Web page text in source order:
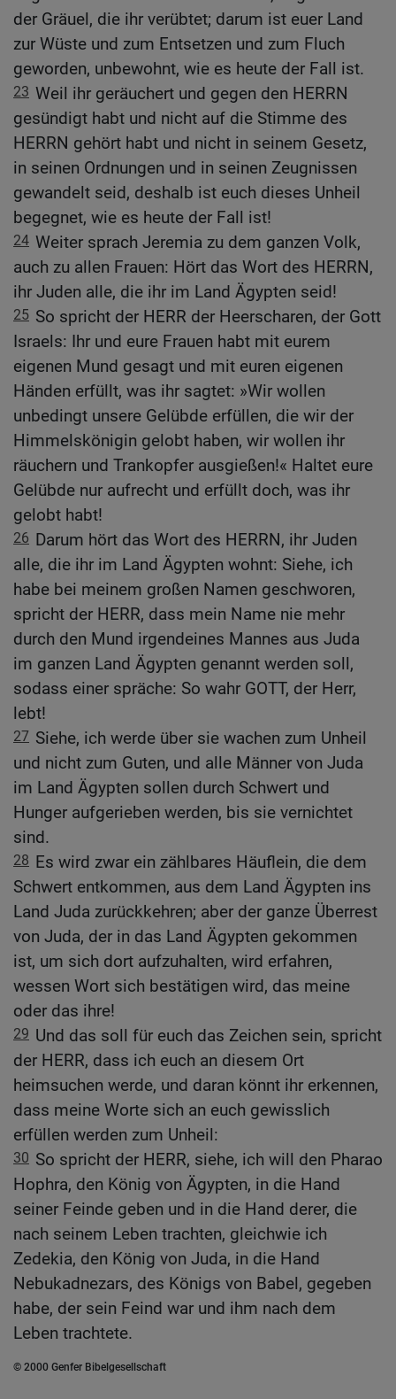
der Gräuel, die ihr verübtet; darum ist euer Land
zur Wüste und zum Entsetzen und zum Fluch
geworden, unbewohnt, wie es heute der Fall ist.
23 Weil ihr geräuchert und gegen den HERRN
gesündigt habt und nicht auf die Stimme des
HERRN gehört habt und nicht in seinem Gesetz,
in seinen Ordnungen und in seinen Zeugnissen
gewandelt seid, deshalb ist euch dieses Unheil
begegnet, wie es heute der Fall ist!
24 Weiter sprach Jeremia zu dem ganzen Volk,
auch zu allen Frauen: Hört das Wort des HERRN,
ihr Juden alle, die ihr im Land Ägypten seid!
25 So spricht der HERR der Heerscharen, der Gott
Israels: Ihr und eure Frauen habt mit eurem
eigenen Mund gesagt und mit euren eigenen
Händen erfüllt, was ihr sagtet: »Wir wollen
unbedingt unsere Gelübde erfüllen, die wir der
Himmelskönigin gelobt haben, wir wollen ihr
räuchern und Trankopfer ausgießen!« Haltet eure
Gelübde nur aufrecht und erfüllt doch, was ihr
gelobt habt!
26 Darum hört das Wort des HERRN, ihr Juden
alle, die ihr im Land Ägypten wohnt: Siehe, ich
habe bei meinem großen Namen geschworen,
spricht der HERR, dass mein Name nie mehr
durch den Mund irgendeines Mannes aus Juda
im ganzen Land Ägypten genannt werden soll,
sodass einer spräche: So wahr GOTT, der Herr,
lebt!
27 Siehe, ich werde über sie wachen zum Unheil
und nicht zum Guten, und alle Männer von Juda
im Land Ägypten sollen durch Schwert und
Hunger aufgerieben werden, bis sie vernichtet
sind.
28 Es wird zwar ein zählbares Häuflein, die dem
Schwert entkommen, aus dem Land Ägypten ins
Land Juda zurückkehren; aber der ganze Überrest
von Juda, der in das Land Ägypten gekommen
ist, um sich dort aufzuhalten, wird erfahren,
wessen Wort sich bestätigen wird, das meine
oder das ihre!
29 Und das soll für euch das Zeichen sein, spricht
der HERR, dass ich euch an diesem Ort
heimsuchen werde, und daran könnt ihr erkennen,
dass meine Worte sich an euch gewisslich
erfüllen werden zum Unheil:
30 So spricht der HERR, siehe, ich will den Pharao
Hophra, den König von Ägypten, in die Hand
seiner Feinde geben und in die Hand derer, die
nach seinem Leben trachten, gleichwie ich
Zedekia, den König von Juda, in die Hand
Nebukadnezars, des Königs von Babel, gegeben
habe, der sein Feind war und ihm nach dem
Leben trachtete.
© 2000 Genfer Bibelgesellschaft